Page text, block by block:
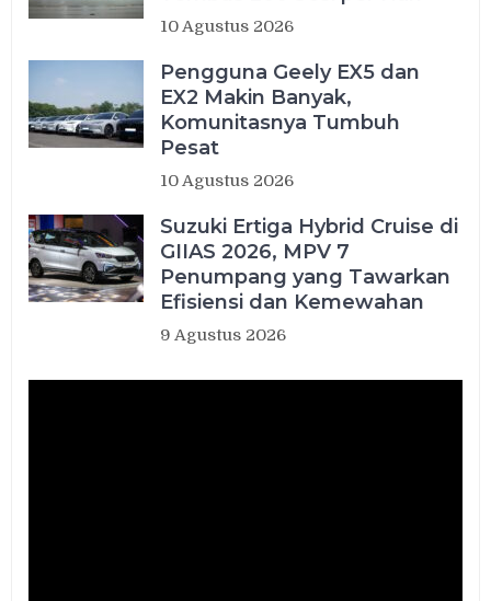
10 Agustus 2026
Pengguna Geely EX5 dan
EX2 Makin Banyak,
Komunitasnya Tumbuh
Pesat
10 Agustus 2026
Suzuki Ertiga Hybrid Cruise di
GIIAS 2026, MPV 7
Penumpang yang Tawarkan
Efisiensi dan Kemewahan
9 Agustus 2026